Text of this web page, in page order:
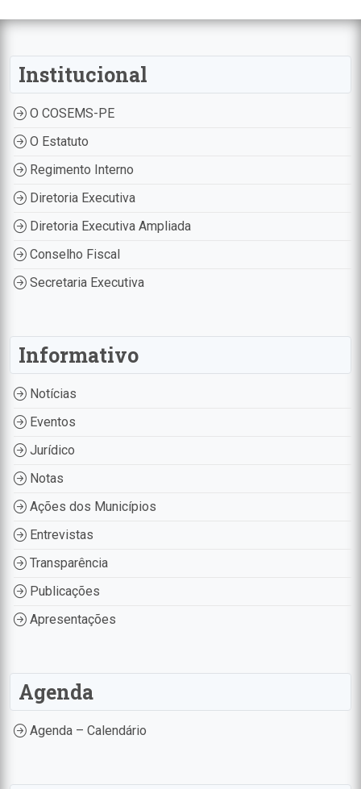
Institucional
O COSEMS-PE
O Estatuto
Regimento Interno
Diretoria Executiva
Diretoria Executiva Ampliada
Conselho Fiscal
Secretaria Executiva
Informativo
Notícias
Eventos
Jurídico
Notas
Ações dos Municípios
Entrevistas
Transparência
Publicações
Apresentações
Agenda
Agenda – Calendário